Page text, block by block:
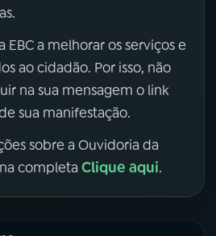
EBC a melhorar os serviços e
ao cidadão. Por isso, não
na sua mensagem o link
sua manifestação.
sobre a Ouvidoria da
completa Clique aqui.